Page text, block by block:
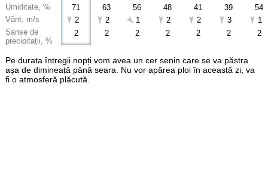
Umiditate, %
Vânt, m/s
Șanse de
precipitații, %
71
2
2
63
2
2
56
1
2
48
2
2
41
2
2
39
3
2
54
1
2
Pe durata întregii nopți vom avea un cer senin care se va păstra
așa de dimineață până seara. Nu vor apărea ploi în această zi, va
fi o atmosferă plăcută.